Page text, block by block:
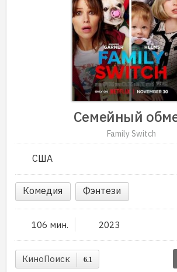
Семейный
Family Switch
США
Комедия Фэнтези
106 мин. 2023
КиноПоиск 6.1